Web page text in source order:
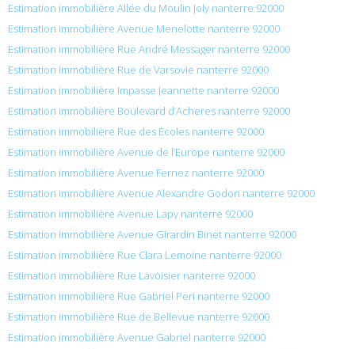
Estimation immobilière Allée du Moulin Joly nanterre 92000
Estimation immobilière Avenue Menelotte nanterre 92000
Estimation immobilière Rue André Messager nanterre 92000
Estimation immobilière Rue de Varsovie nanterre 92000
Estimation immobilière Impasse Jeannette nanterre 92000
Estimation immobilière Boulevard d’Acheres nanterre 92000
Estimation immobilière Rue des Écoles nanterre 92000
Estimation immobilière Avenue de l’Europe nanterre 92000
Estimation immobilière Avenue Fernez nanterre 92000
Estimation immobilière Avenue Alexandre Godon nanterre 92000
Estimation immobilière Avenue Lapy nanterre 92000
Estimation immobilière Avenue Girardin Binet nanterre 92000
Estimation immobilière Rue Clara Lemoine nanterre 92000
Estimation immobilière Rue Lavoisier nanterre 92000
Estimation immobilière Rue Gabriel Peri nanterre 92000
Estimation immobilière Rue de Bellevue nanterre 92000
Estimation immobilière Avenue Gabriel nanterre 92000